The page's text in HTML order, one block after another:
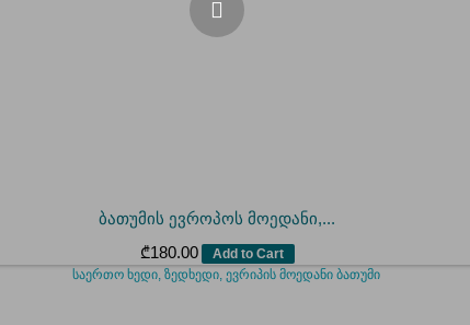
ბათუმის ევროპოს მოედანი,...
₾180.00 Add to Cart